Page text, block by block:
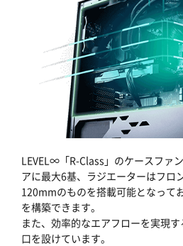
LEVEL∞「R-Class」のケースファ
アに最大6基、ラジエーターはフロ
120mmのものを搭載可能となって
を構築できます。
また、効率的なエアフローを実現
口を設けています。